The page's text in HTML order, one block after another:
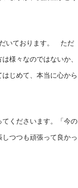
だいております。 ただ
様々なのではないか、
じめて、本当に心から
くださいます。「今の
つつも頑張って良かっ